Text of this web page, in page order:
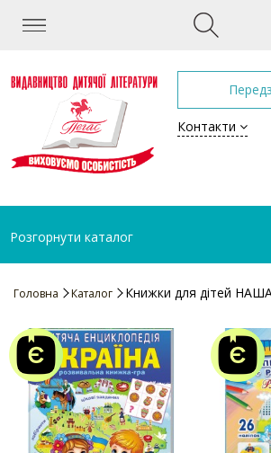
Контакти
Розгорнути каталог
Головна Каталог Книжки для дітей